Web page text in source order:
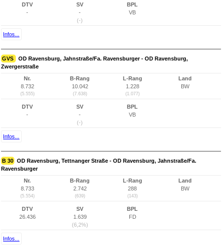
DTV
-
SV
-
(-)
BPL
VB
Infos...
GVS
OD Ravensburg, Jahnstraße/Fa. Ravensburger - OD Ravensburg,
Zwergerstraße
Nr.
8.732
(5.555)
B-Rang
10.042
(7.638)
L-Rang
1.228
(1.077)
Land
BW
DTV
-
SV
-
(-)
BPL
VB
Infos...
B 30 OD Ravensburg, Tettnanger Straße - OD Ravensburg, Jahnstraße/Fa.
Ravensburger
Nr.
8.733
(5.554)
B-Rang
2.742
(639)
L-Rang
288
(143)
Land
BW
DTV
26.436
SV
1.639
(6,2%)
BPL
FD
Infos...